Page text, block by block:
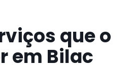
que o
em Bilac